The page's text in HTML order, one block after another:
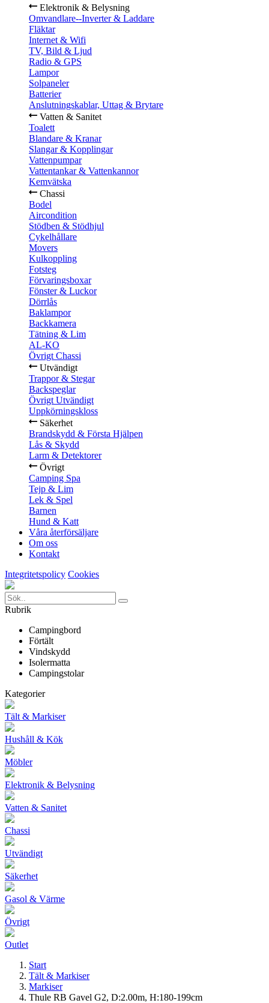
Elektronik & Belysning
Omvandlare--Inverter & Laddare
Fläktar
Internet & Wifi
TV, Bild & Ljud
Radio & GPS
Lampor
Solpaneler
Batterier
Anslutningskablar, Uttag & Brytare
Vatten & Sanitet
Toalett
Blandare & Kranar
Slangar & Kopplingar
Vattenpumpar
Vattentankar & Vattenkannor
Kemvätska
Chassi
Bodel
Aircondition
Stödben & Stödhjul
Cykelhållare
Movers
Kulkoppling
Fotsteg
Förvaringsboxar
Fönster & Luckor
Dörrlås
Baklampor
Backkamera
Tätning & Lim
AL-KO
Övrigt Chassi
Utvändigt
Trappor & Stegar
Backspeglar
Övrigt Utvändigt
Uppkörningskloss
Säkerhet
Brandskydd & Första Hjälpen
Lås & Skydd
Larm & Detektorer
Övrigt
Camping Spa
Tejp & Lim
Lek & Spel
Barnen
Hund & Katt
Våra återförsäljare
Om oss
Kontakt
Integritetspolicy Cookies
Rubrik
Campingbord
Förtält
Vindskydd
Isolermatta
Campingstolar
Kategorier
Tält & Markiser
Hushåll & Kök
Möbler
Elektronik & Belysning
Vatten & Sanitet
Chassi
Utvändigt
Säkerhet
Gasol & Värme
Övrigt
Outlet
Start
Tält & Markiser
Markiser
Thule RB Gavel G2, D:2.00m, H:180-199cm